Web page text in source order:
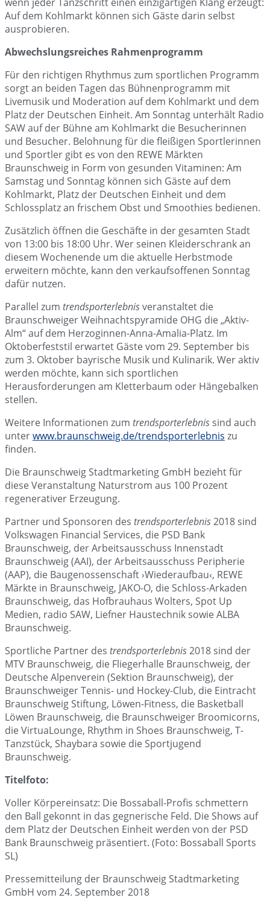
Auf dem Kohlmarkt können sich Gäste darin selbst
ausprobieren.
Abwechslungsreiches Rahmenprogramm
Für den richtigen Rhythmus zum sportlichen Programm
sorgt an beiden Tagen das Bühnenprogramm mit
Livemusik und Moderation auf dem Kohlmarkt und dem
Platz der Deutschen Einheit. Am Sonntag unterhält Radio
SAW auf der Bühne am Kohlmarkt die Besucherinnen
und Besucher. Belohnung für die fleißigen Sportlerinnen
und Sportler gibt es von den REWE Märkten
Braunschweig in Form von gesunden Vitaminen: Am
Samstag und Sonntag können sich Gäste auf dem
Kohlmarkt, Platz der Deutschen Einheit und dem
Schlossplatz an frischem Obst und Smoothies bedienen.
Zusätzlich öffnen die Geschäfte in der gesamten Stadt
von 13:00 bis 18:00 Uhr. Wer seinen Kleiderschrank an
diesem Wochenende um die aktuelle Herbstmode
erweitern möchte, kann den verkaufsoffenen Sonntag
dafür nutzen.
Parallel zum trendsporterlebnisveranstaltet die
Braunschweiger Weihnachtspyramide OHG die „Aktiv-
Alm“ auf dem Herzoginnen-Anna-Amalia-Platz. Im
Oktoberfeststil erwartet Gäste vom 29. September bis
zum 3. Oktober bayrische Musik und Kulinarik. Wer aktiv
werden möchte, kann sich sportlichen
Herausforderungen am Kletterbaum oder Hängebalken
stellen.
Weitere Informationen zum trendsporterlebnis sind auch
unterwww.braunschweig.de/trendsporterlebnis zu
finden.
Die Braunschweig Stadtmarketing GmbH bezieht für
diese Veranstaltung Naturstrom aus 100 Prozent
regenerativer Erzeugung.
Partner und Sponsoren des trendsporterlebnis2018 sind
Volkswagen Financial Services, die PSD Bank
Braunschweig, der Arbeitsausschuss Innenstadt
Braunschweig (AAI), der Arbeitsausschuss Peripherie
(AAP), die Baugenossenschaft ›Wiederaufbau‹, REWE
Märkte in Braunschweig, JAKO-O, die Schloss-Arkaden
Braunschweig, das Hofbrauhaus Wolters, Spot Up
Medien, radio SAW, Liefner Haustechnik sowie ALBA
Braunschweig.
Sportliche Partner des trendsporterlebnis2018 sind der
MTV Braunschweig, die Fliegerhalle Braunschweig, der
Deutsche Alpenverein (Sektion Braunschweig), der
Braunschweiger Tennis- und Hockey-Club, die Eintracht
Braunschweig Stiftung, Löwen-Fitness, die Basketball
Löwen Braunschweig, die Braunschweiger Broomicorns,
die VirtuaLounge, Rhythm in Shoes Braunschweig, T-
Tanzstück, Shaybara sowie die Sportjugend
Braunschweig.
Titelfoto:
Voller Körpereinsatz: Die Bossaball-Profis schmettern
den Ball gekonnt in das gegnerische Feld. Die Shows auf
dem Platz der Deutschen Einheit werden von der PSD
Bank Braunschweig präsentiert. (Foto: Bossaball Sports
SL)
Pressemitteilung der Braunschweig Stadtmarketing
GmbH vom 24. September 2018